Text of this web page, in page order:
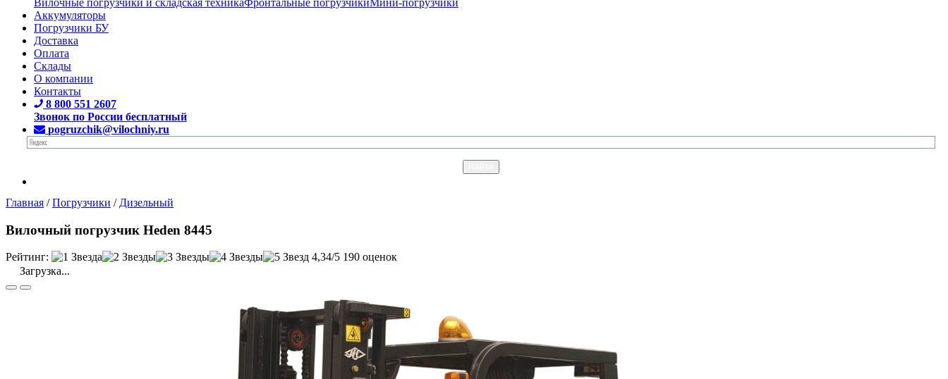
Аккумуляторы
Погрузчики БУ
Доставка
Оплата
Склады
О компании
Контакты
8 800 551 2607
Звонок по России бесплатный
pogruzchik@vilochniy.ru
Главная /Погрузчики / Дизельный
Вилочный погрузчик Heden 8445
Рейтинг: 4,34/5 190 оценок
Загрузка...